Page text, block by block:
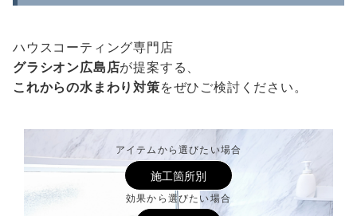
ハウスコーティング専門店
グラシオン広島店が提案する、
これからの水まわり対策をぜひご検討ください。
アイテムから選びたい場合
施工箇所別
効果から選びたい場合